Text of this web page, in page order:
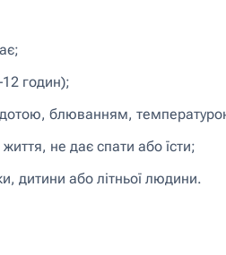
годин);
блюванням,
не дає спати або їсти;
дитини або літньої людини.